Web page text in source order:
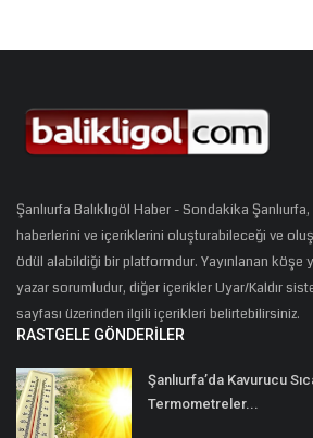
Şanlıurfa Balıklıgöl Haber - Sondakika Şanlıurfa,
haberlerini ve içeriklerini oluşturabileceği ve
ödül alabildiği bir platformdur. Yayınlanan köşe
yazar sorumludur, diğer içerikler Uyar/Kaldır
sayfası üzerinden ilgili içerikleri belirtebilirsiniz.
RASTGELE GÖNDERILER
Şanlıurfa’da Kavurucu
Termometreler...